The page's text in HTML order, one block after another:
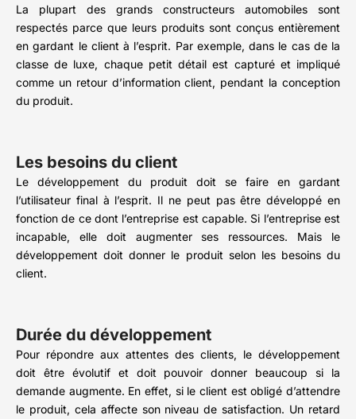
La plupart des grands constructeurs automobiles sont
respectés parce que leurs produits sont conçus entièrement
en gardant le client à l’esprit. Par exemple, dans le cas de la
classe de luxe, chaque petit détail est capturé et impliqué
comme un retour d’information client, pendant la conception
du produit.
Les besoins du client
Le développement du produit doit se faire en gardant
l’utilisateur final à l’esprit. Il ne peut pas être développé en
fonction de ce dont l’entreprise est capable. Si l’entreprise est
incapable, elle doit augmenter ses ressources. Mais le
développement doit donner le produit selon les besoins du
client.
Durée du développement
Pour répondre aux attentes des clients, le développement
doit être évolutif et doit pouvoir donner beaucoup si la
demande augmente. En effet, si le client est obligé d’attendre
le produit, cela affecte son niveau de satisfaction. Un retard